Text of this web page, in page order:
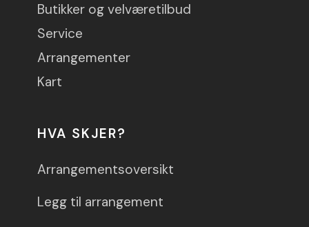
Butikker og velværetilbud
Service
Arrangementer
Kart
HVA SKJER?
Arrangementsoversikt
Legg til arrangement